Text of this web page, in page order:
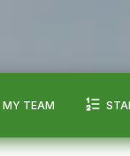
MY TEAM